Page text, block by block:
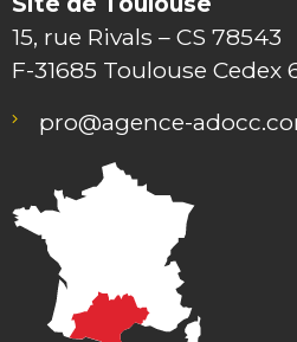
15, rue Rivals – CS 78543
F-31685 Toulouse Cedex
pro@agence-